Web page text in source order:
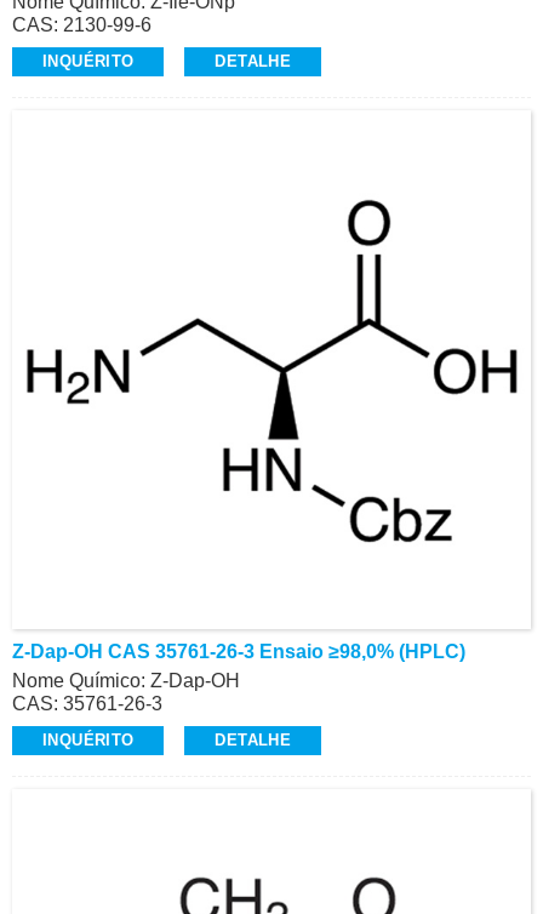
CAS: 2130-99-6
Ensaio: ≥98,0% (HPLC)
Aparência: Pó cristalino branco a esbranquiçado
INQUÉRITO DETALHE
Z-Dap-OH CAS 35761-26-3 Ensaio ≥98,0% (HPLC)
Nome Químico: Z-Dap-OH
CAS: 35761-26-3
Ensaio: ≥98,0% (HPLC)
Aparência: Pó cristalino branco a esbranquiçado
INQUÉRITO DETALHE